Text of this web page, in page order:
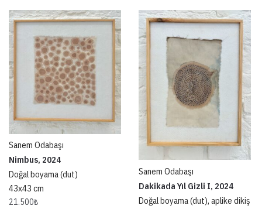
Sanem Odabaşı
Nimbus, 2024
Doğal boyama (dut)
43x43 cm
21.500₺
Sanem Odabaşı
Dakikada Yıl Gizli I, 2024
Doğal boyama (dut), aplike dikiş